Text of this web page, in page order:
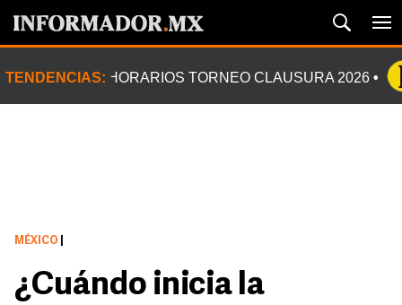
TENDENCIAS: HORARIOS TORNEO CLAUSURA 2026
MÉXICO
¿Cuándo inicia la